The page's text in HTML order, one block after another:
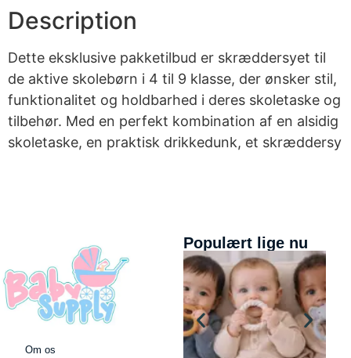
Description
Dette eksklusive pakketilbud er skræddersyet til
de aktive skolebørn i 4 til 9 klasse, der ønsker stil,
funktionalitet og holdbarhed i deres skoletaske og
tilbehør. Med en perfekt kombination af en alsidig
skoletaske, en praktisk drikkedunk, et skræddersy
Om os
Populært lige nu